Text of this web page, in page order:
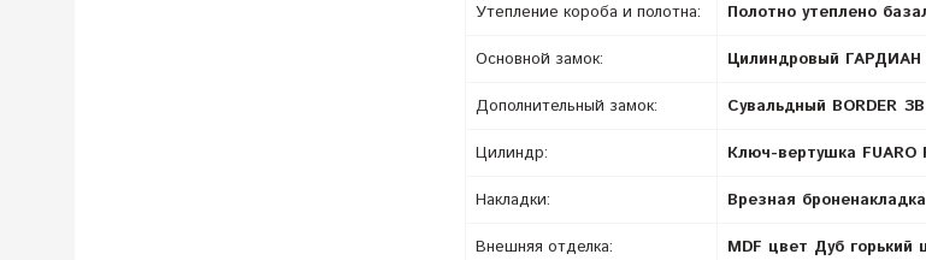
Утепление короба и полотна: Полотно утеплено
Основной замок: Цилиндровый ГАРДИАН
Дополнительный замок: Сувальдный BORDER
Цилиндр: Ключ-вертушка FUARO
Накладки: Врезная
Внешняя отделка: MDF цвет Дуб